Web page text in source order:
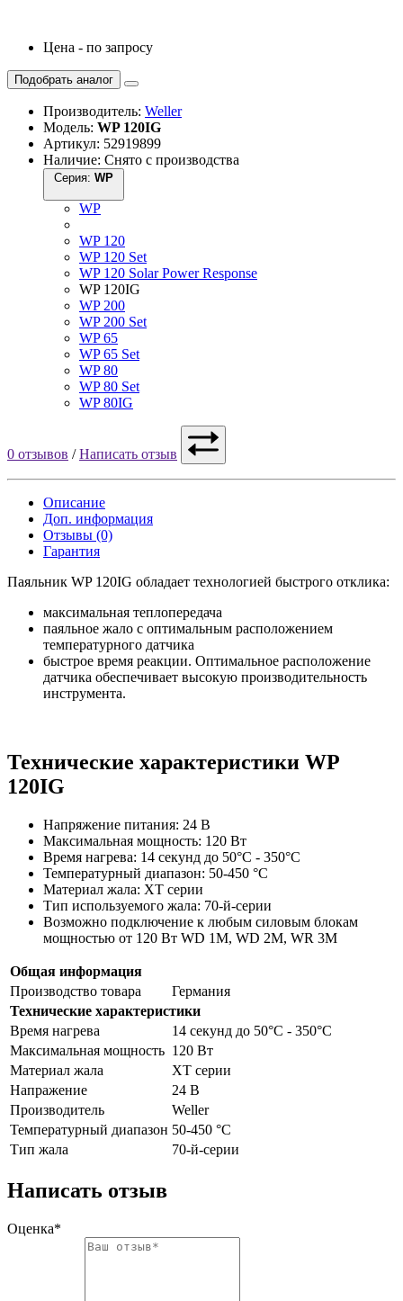
Цена - по запросу
Подобрать аналог
Производитель: Weller
Модель: WP 120IG
Артикул: 52919899
Наличие: Снято с производства
Серия:
WP
WP 120
WP 120 Set
WP 120 Solar Power Response
WP 120IG
WP 200
WP 200 Set
WP 65
WP 65 Set
WP 80
WP 80 Set
WP 80IG
0 отзывов /Написать отзыв
Описание
Доп. информация
Отзывы (0)
Гарантия
Паяльник WP 120IG обладает технологией быстрого отклика:
максимальная теплопередача
паяльное жало с оптимальным расположением
температурного датчика
быстрое время реакции. Оптимальное расположение
датчика обеспечивает высокую производительность
инструмента.
Технические характеристики WP
120IG
Напряжение питания: 24 В
Максимальная мощность: 120 Вт
Время нагрева: 14 секунд до 50°C - 350°C
Температурный диапазон: 50-450 °С
Материал жала: XT серии
Тип используемого жала: 70-й-серии
Возможно подключение к любым силовым блокам
мощностью от 120 Вт WD 1M, WD 2M, WR 3M
Общая информация
Производство товара
Германия
Технические характеристики
Время нагрева
14 секунд до 50°C - 350°C
Максимальная мощность 120 Вт
Материал жала
XT серии
Напражение
24 В
Производитель
Weller
Температурный диапазон 50-450 °С
Тип жала
70-й-серии
Написать отзыв
Оценка*